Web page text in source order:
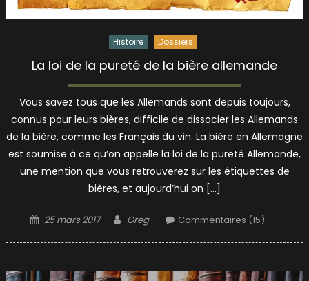
Histoire Dossiers
La loi de la pureté de la bière allemande
Vous savez tous que les Allemands sont depuis toujours,
connus pour leurs bières, difficile de dissocier les Allemands
de la bière, comme les Français du vin. La bière en Allemagne
est soumise à ce qu’on appelle la loi de la pureté Allemande,
une mention que vous retrouverez sur les étiquettes de
bières, et aujourd’hui on […]
Posted
25 mars 2017 Author
Greg Commentaires (15)